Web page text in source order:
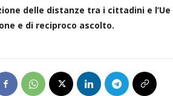
delle distanze tra i cittadini e
e di reciproco ascolto.